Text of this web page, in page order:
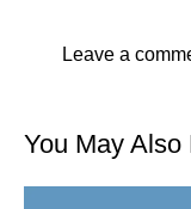
You May Also